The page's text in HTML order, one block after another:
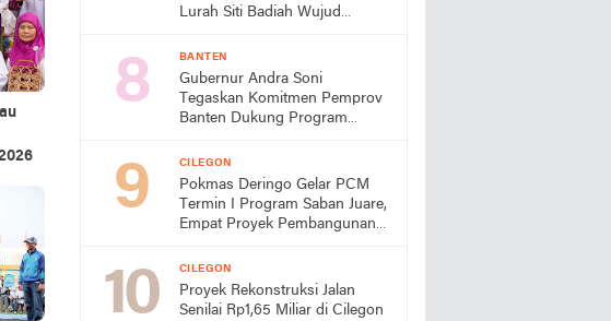
Lurah Siti Badiah Wujud
Lingkungan
BANTEN
Gubernur Andra Soni
Tegaskan Komitmen Pemprov
Banten Dukung Program
CILEGON
Pokmas Deringo Gelar PCM
Termin I Program Saban Juare,
Empat Proyek Pembangunan
CILEGON
Proyek Rekonstruksi Jalan
Senilai Rp1,65 Miliar di Cilegon